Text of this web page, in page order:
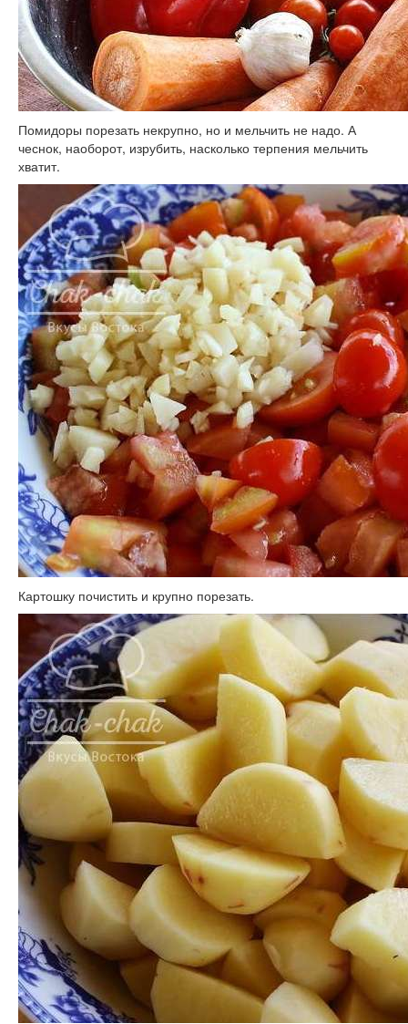
Помидоры порезать некрупно, но и мельчить не надо. А
чеснок, наоборот, изрубить, насколько терпения мельчить
хватит.
Картошку почистить и крупно порезать.